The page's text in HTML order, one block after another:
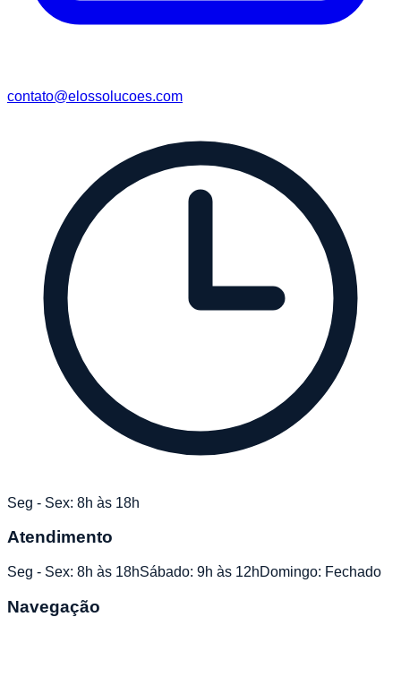
contato@elossolucoes.com
Seg - Sex: 8h às 18h
Atendimento
Seg - Sex: 8h às 18hSábado: 9h às 12hDomingo: Fechado
Navegação